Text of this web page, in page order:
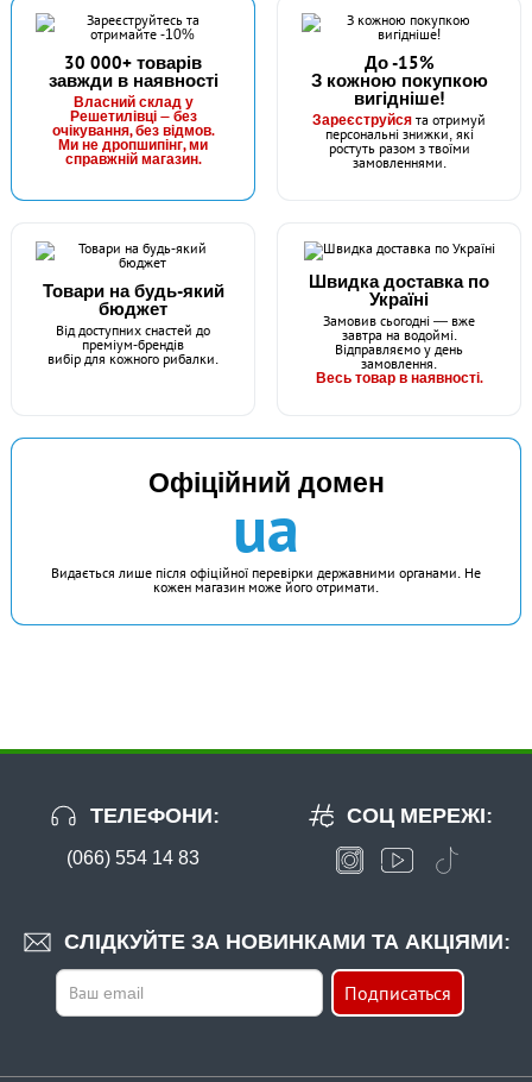
30 000+ товарів
завжди в наявності
Власний склад у
Решетилівці — без
очікування, без відмов.
Ми не дропшипінг, ми
справжній магазин.
До -15%
З кожною покупкою
вигідніше!
Зареєструйся та отримуй
персональні знижки, які
ростуть разом з твоїми
замовленнями.
Товари на будь-який
бюджет
Від доступних снастей до
преміум-брендів
вибір для кожного рибалки.
Швидка доставка по
Україні
Замовив сьогодні — вже
завтра на водоймі.
Відправляємо у день
замовлення.
Весь товар в наявності.
Офіційний домен
ua
Видається лише після офіційної перевірки державними органами. Не
кожен магазин може його отримати.
ТЕЛЕФОНИ:
(066) 554 14 83
СЛІДКУЙТЕ ЗА НОВИНКАМИ ТА АКЦІЯМИ:
Подписаться
СОЦ МЕРЕЖІ: